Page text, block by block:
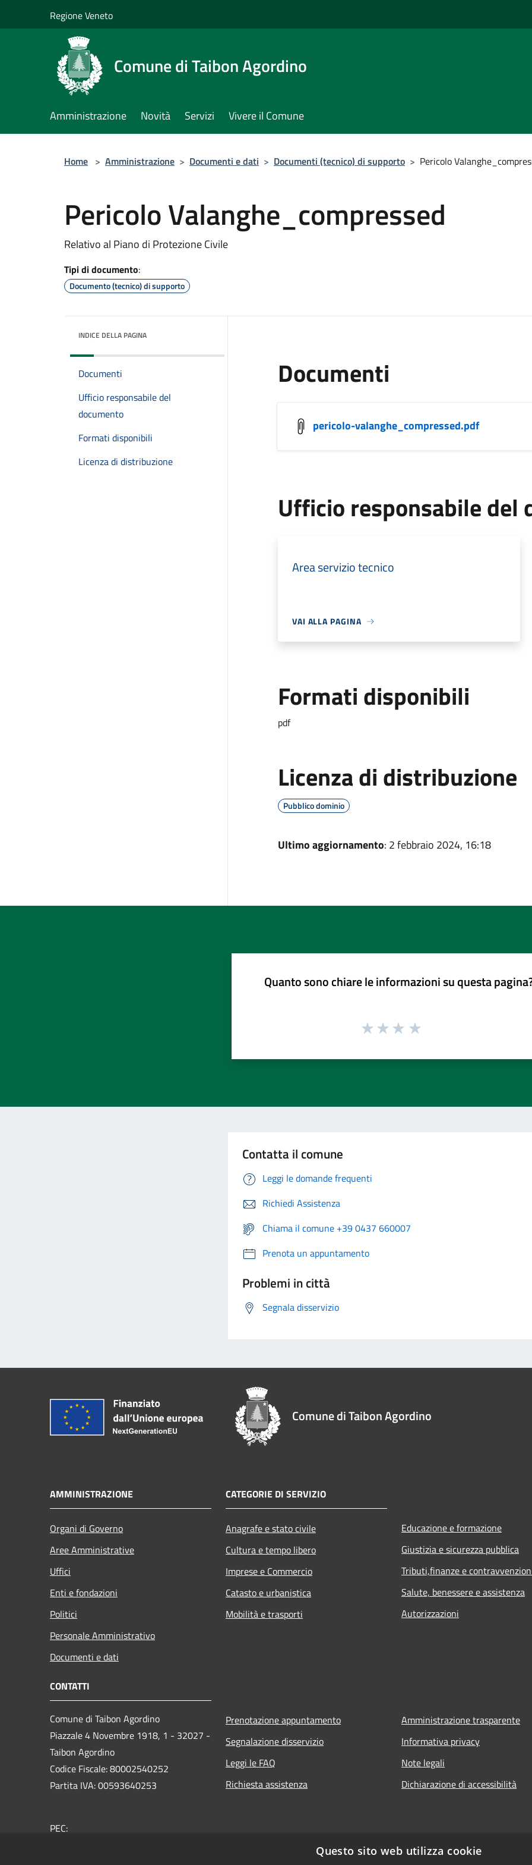
Regione Veneto
Comune di Taibon Agordino
Amministrazione Novità Servizi Vivere il Comune
Home > Amministrazione > Documenti e dati > Documenti (tecnico) di supporto > Pericolo
Pericolo Valanghe_compressed
Relativo al Piano di Protezione Civile
Tipi di documento:
Documento (tecnico) di supporto
INDICE DELLA PAGINA
Documenti
Ufficio responsabile del
documento
Formati disponibili
Licenza di distribuzione
Documenti
pericolo-valanghe_compressed.pdf
Ufficio responsabile del
Area servizio tecnico
VAI ALLA PAGINA
Formati disponibili
pdf
Licenza di distribuzione
Pubblico dominio
Ultimo aggiornamento: 2 febbraio 2024, 16:18
Quanto sono chiare le informazioni su questa
Contatta il comune
Leggi le domande frequenti
Richiedi Assistenza
Chiama il comune +39 0437 660007
Prenota un appuntamento
Problemi in città
Segnala disservizio
Comune di Taibon Agordino
AMMINISTRAZIONE
Organi di Governo
Aree Amministrative
Uffici
Enti e fondazioni
Politici
Personale Amministrativo
Documenti e dati
CATEGORIE DI SERVIZIO
Anagrafe e stato civile
Cultura e tempo libero
Imprese e Commercio
Catasto e urbanistica
Mobilità e trasporti
Educazione e formazione
Giustizia e sicurezza pubblica
Tributi,finanze e
Salute, benessere e assistenza
Autorizzazioni
CONTATTI
Comune di Taibon Agordino
Piazzale 4 Novembre 1918, 1 - 32027 -
Taibon Agordino
Codice Fiscale: 80002540252
Partita IVA: 00593640253
PEC:
Prenotazione appuntamento
Segnalazione disservizio
Leggi le FAQ
Richiesta assistenza
Amministrazione trasparente
Informativa privacy
Note legali
Dichiarazione di accessibilità
Questo sito web utilizza cookie